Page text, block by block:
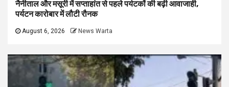
नैनीताल और मसूरी में सप्ताहांत से पहले पर्यटकों की बढ़ी आवाजाही,
पर्यटन कारोबार में लौटी रौनक
August 6, 2026 News Warta